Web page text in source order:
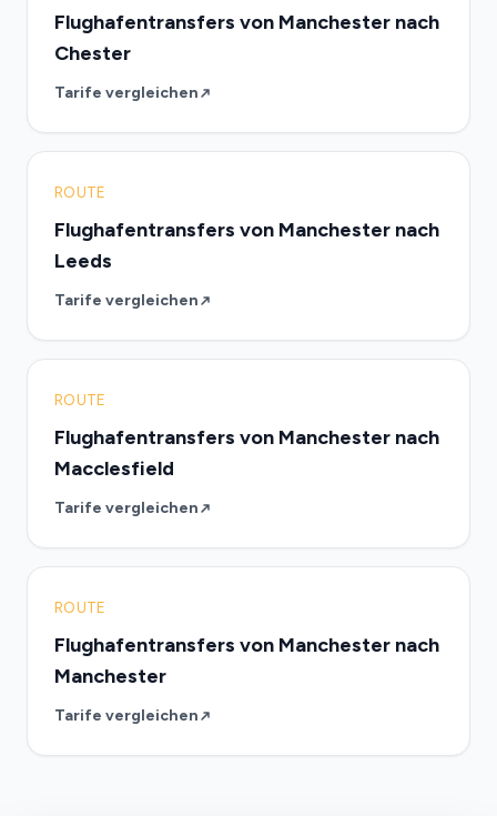
Flughafentransfers von Manchester nach
Chester
Tarife vergleichen
ROUTE
Flughafentransfers von Manchester nach
Leeds
Tarife vergleichen
ROUTE
Flughafentransfers von Manchester nach
Macclesfield
Tarife vergleichen
ROUTE
Flughafentransfers von Manchester nach
Manchester
Tarife vergleichen